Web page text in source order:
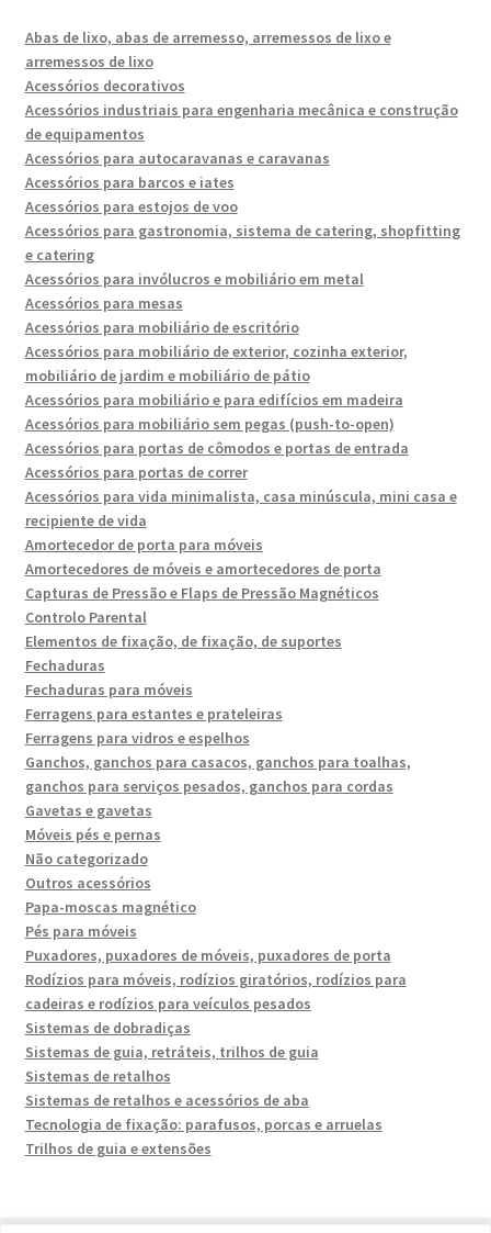
Abas de lixo, abas de arremesso, arremessos de lixo e
arremessos de lixo
Acessórios decorativos
Acessórios industriais para engenharia mecânica e construção
de equipamentos
Acessórios para autocaravanas e caravanas
Acessórios para barcos e iates
Acessórios para estojos de voo
Acessórios para gastronomia, sistema de catering, shopfitting
e catering
Acessórios para invólucros e mobiliário em metal
Acessórios para mesas
Acessórios para mobiliário de escritório
Acessórios para mobiliário de exterior, cozinha exterior,
mobiliário de jardim e mobiliário de pátio
Acessórios para mobiliário e para edifícios em madeira
Acessórios para mobiliário sem pegas (push-to-open)
Acessórios para portas de cômodos e portas de entrada
Acessórios para portas de correr
Acessórios para vida minimalista, casa minúscula, mini casa e
recipiente de vida
Amortecedor de porta para móveis
Amortecedores de móveis e amortecedores de porta
Capturas de Pressão e Flaps de Pressão Magnéticos
Controlo Parental
Elementos de fixação, de fixação, de suportes
Fechaduras
Fechaduras para móveis
Ferragens para estantes e prateleiras
Ferragens para vidros e espelhos
Ganchos, ganchos para casacos, ganchos para toalhas,
ganchos para serviços pesados, ganchos para cordas
Gavetas e gavetas
Móveis pés e pernas
Não categorizado
Outros acessórios
Papa-moscas magnético
Pés para móveis
Puxadores, puxadores de móveis, puxadores de porta
Rodízios para móveis, rodízios giratórios, rodízios para
cadeiras e rodízios para veículos pesados
Sistemas de dobradiças
Sistemas de guia, retráteis, trilhos de guia
Sistemas de retalhos
Sistemas de retalhos e acessórios de aba
Tecnologia de fixação: parafusos, porcas e arruelas
Trilhos de guia e extensões